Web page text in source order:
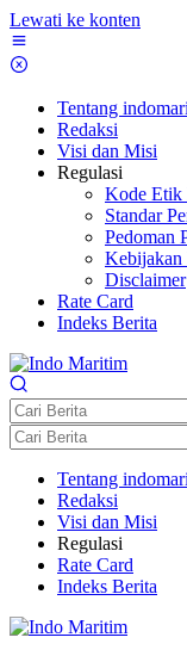
Lewati ke konten
Tentang
Redaksi
Visi dan Misi
Regulasi
Kode Etik
Standar
Pedoman
Kebijakan
Disclaimer
Rate Card
Indeks Berita
Tentang
Redaksi
Visi dan Misi
Regulasi
Rate Card
Indeks Berita